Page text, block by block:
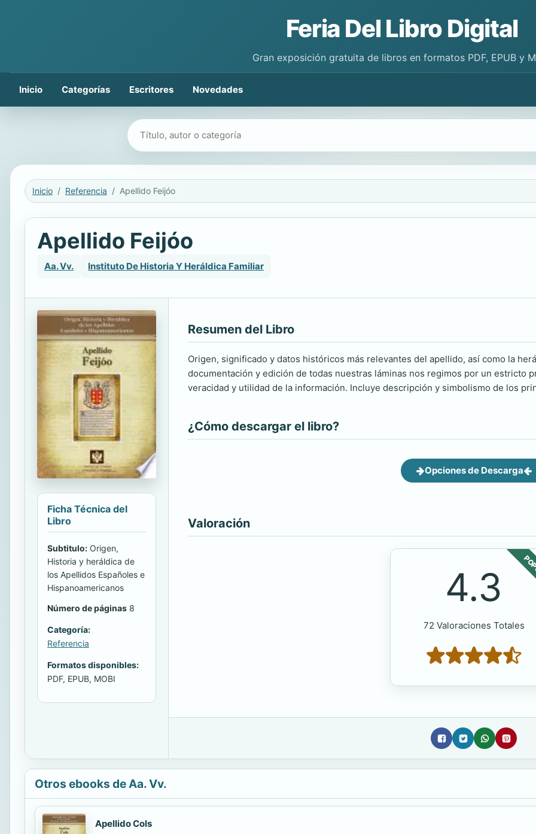
Feria Del Libro Digital
Gran exposición gratuita de libros en formatos PDF, EPUB y
Inicio Categorías Escritores Novedades
Buscar libros
Inicio Referencia Apellido Feijóo
Apellido Feijóo
Aa. Vv. Instituto De Historia Y Heráldica Familiar
Ficha Técnica del
Libro
Subtitulo: Origen,
Historia y heráldica de
los Apellidos Españoles e
Hispanoamericanos
Número de páginas 8
Categoría:
Referencia
Formatos disponibles:
PDF, EPUB, MOBI
Resumen del Libro
Origen, significado y datos históricos más relevantes del apellido, así como la
documentación y edición de todas nuestras láminas nos regimos por un estricto
veracidad y utilidad de la información. Incluye descripción y simbolismo de los
¿Cómo descargar el libro?
Opciones de Descarga
Valoración
4.3
72 Valoraciones Totales
Otros ebooks de Aa. Vv.
Apellido Cols